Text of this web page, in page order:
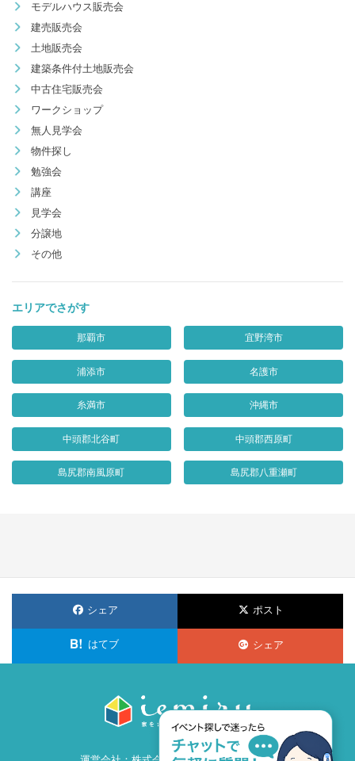
モデルハウス販売会
建売販売会
土地販売会
建築条件付土地販売会
中古住宅販売会
ワークショップ
無人見学会
物件探し
勉強会
講座
見学会
分譲地
その他
エリアでさがす
那覇市 宜野湾市
浦添市 名護市
糸満市 沖縄市
中頭郡北谷町 中頭郡西原町
島尻郡南風原町 島尻郡八重瀬町
シェア ポスト
はてブ シェア